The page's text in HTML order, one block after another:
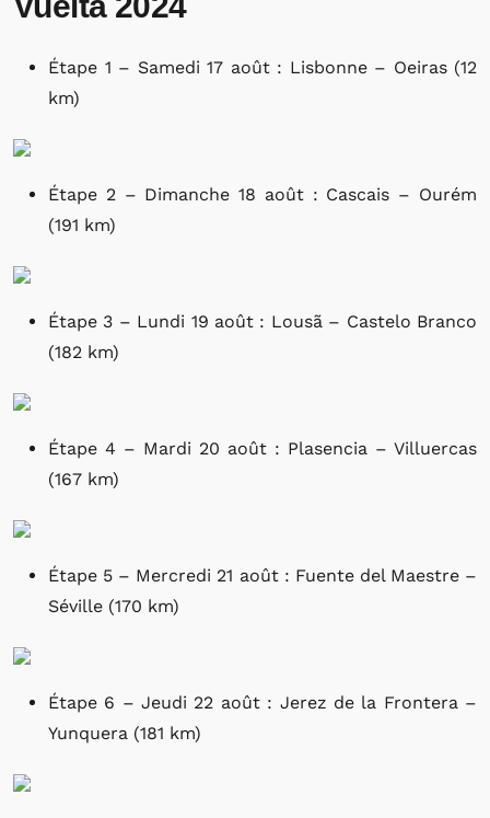
Étape 1 – Samedi 17 août : Lisbonne – Oeiras (12
km)
Étape 2 – Dimanche 18 août : Cascais – Ourém
(191 km)
Étape 3 – Lundi 19 août : Lousã – Castelo Branco
(182 km)
Étape 4 – Mardi 20 août : Plasencia – Villuercas
(167 km)
Étape 5 – Mercredi 21 août : Fuente del Maestre –
Séville (170 km)
Étape 6 – Jeudi 22 août : Jerez de la Frontera –
Yunquera (181 km)